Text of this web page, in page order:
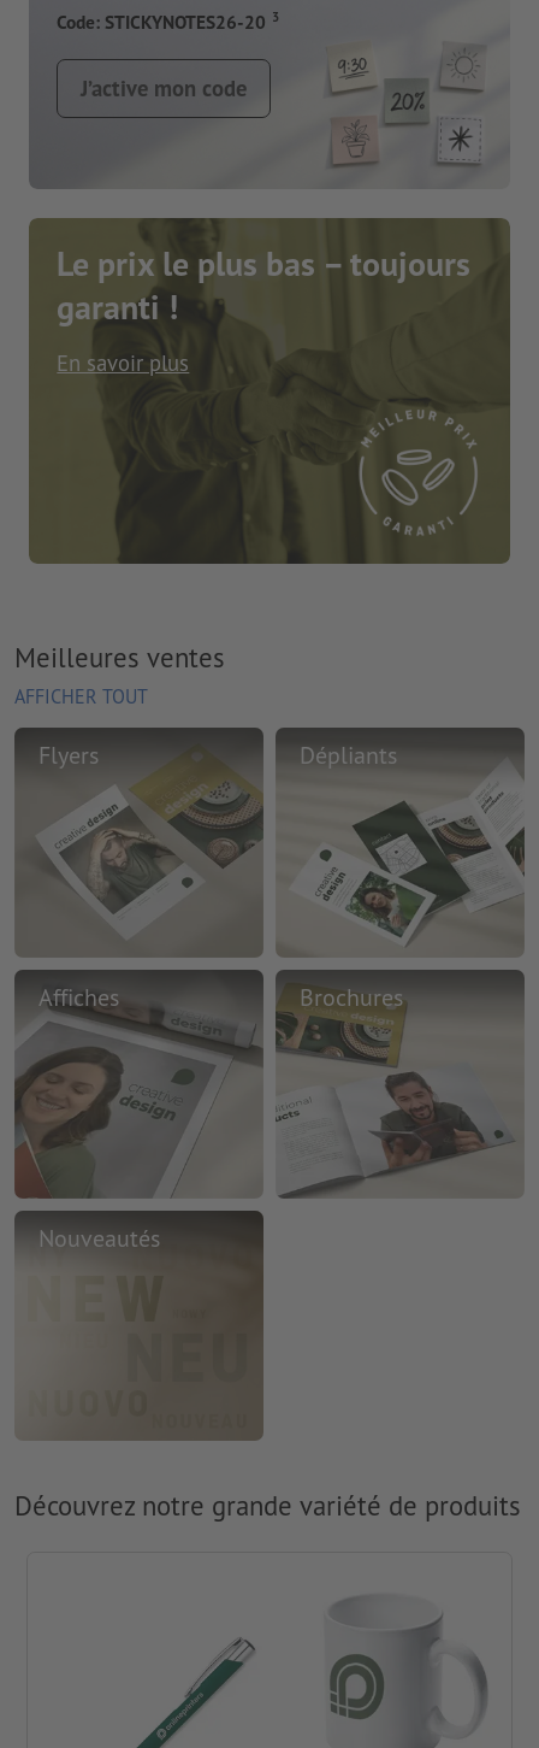
Code: STICKYNOTES26-20 3
J’active mon code
Le prix le plus bas – toujours
garanti !
En savoir plus
Meilleures ventes
AFFICHER TOUT
Flyers Dépliants
Affiches Brochures
Nouveautés
Découvrez notre grande variété de produits